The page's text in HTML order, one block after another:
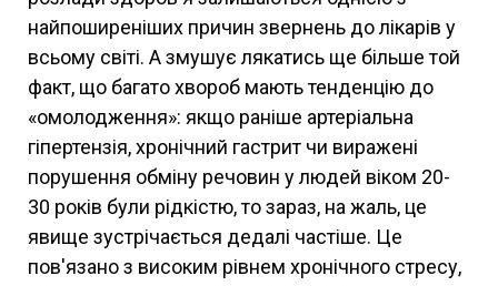
найпоширеніших причин звернень до лікарів у
всьому світі. А змушує лякатись ще більше той
факт, що багато хвороб мають тенденцію до
«омолодження»: якщо раніше артеріальна
гіпертензія, хронічний гастрит чи виражені
порушення обміну речовин у людей віком 20-
30 років були рідкістю, то зараз, на жаль, це
явище зустрічається дедалі частіше. Це
пов'язано з високим рівнем хронічного стресу,